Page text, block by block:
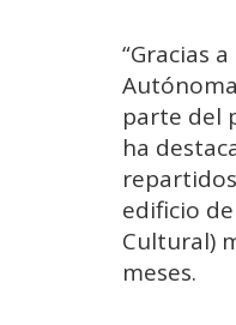
“Gracias
parte del
ha
edificio
Cultural)
meses.